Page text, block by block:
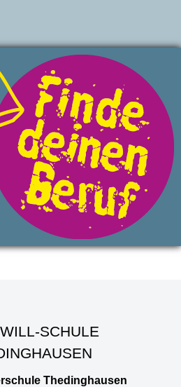
SCHULE
Thedinghausen